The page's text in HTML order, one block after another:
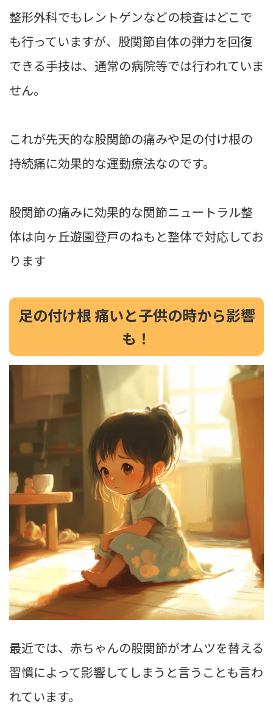
整形外科でもレントゲンなどの検査はどこで
も行っていますが、股関節自体の弾力を回復
できる手技は、通常の病院等では行われていま
せん。
これが先天的な股関節の痛みや足の付け根の
持続痛に効果的な運動療法なのです。
股関節の痛みに効果的な関節ニュートラル整
体は向ヶ丘遊園登戸のねもと整体で対応してお
ります
足の付け根 痛いと子供の時から影響
も！
最近では、赤ちゃんの股関節がオムツを替える
習慣によって影響してしまうと言うことも言わ
れています。